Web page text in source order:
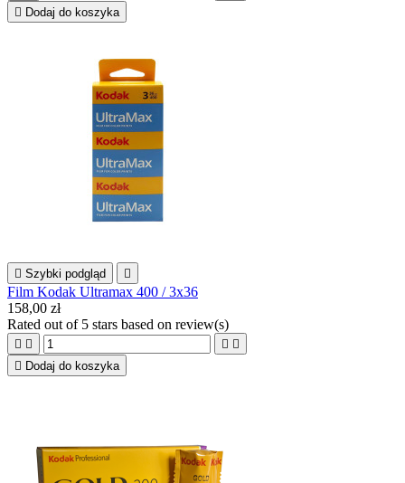
 Dodaj do koszyka
 Szybki podgląd 
Film Kodak Ultramax 400 / 3x36
158,00 zł
Rated out of 5 stars based on review(s)
   
 Dodaj do koszyka